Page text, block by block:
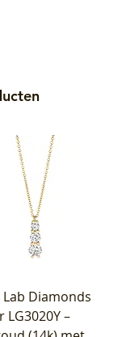
Lab Diamonds
LG3020Y –